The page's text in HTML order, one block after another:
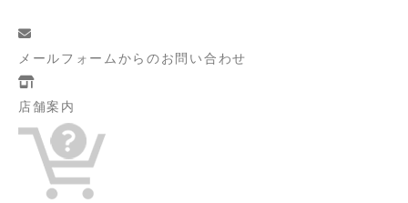
メールフォームからのお問い合わせ
店舗案内